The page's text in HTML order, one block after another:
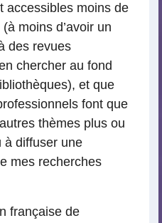
accessibles moins de
moins d’avoir un
des revues
chercher au fond
et que
font que
thèmes plus ou
à diffuser une
mes recherches
française de